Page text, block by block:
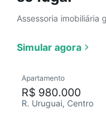
Assessoria imobiliária
Simular agora
Apartamento
R$ 980.000
R. Uruguai, Centro